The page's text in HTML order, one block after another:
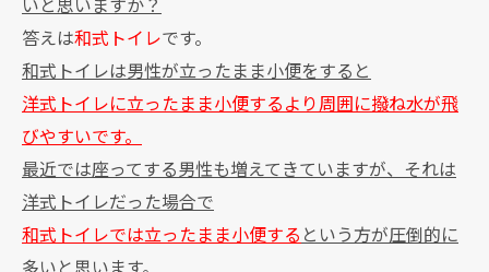
答えは和式トイレです。
和式トイレは男性が立ったまま小便をすると
洋式トイレに立ったまま小便するより周囲に撥ね水が飛
びやすいです。
最近では座ってする男性も増えてきていますが、それは
洋式トイレだった場合で
和式トイレでは立ったまま小便する という方が圧倒的に
多いと思います。